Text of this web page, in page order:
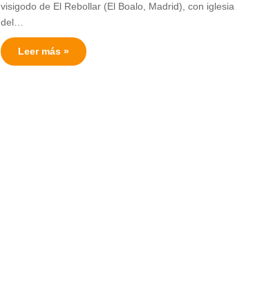
visigodo de El Rebollar (El Boalo, Madrid), con iglesia
del…
Leer más »